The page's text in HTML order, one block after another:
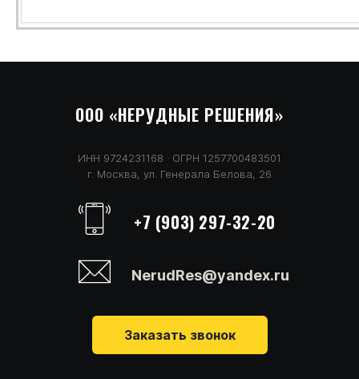
ООО «НЕРУДНЫЕ РЕШЕНИЯ»
ИНН 9724231168 · ОГРН 1257700483501
г. Москва, ул. Генерала Белова, 26
+7 (903) 297-32-20
NerudRes@yandex.ru
Заказать звонок